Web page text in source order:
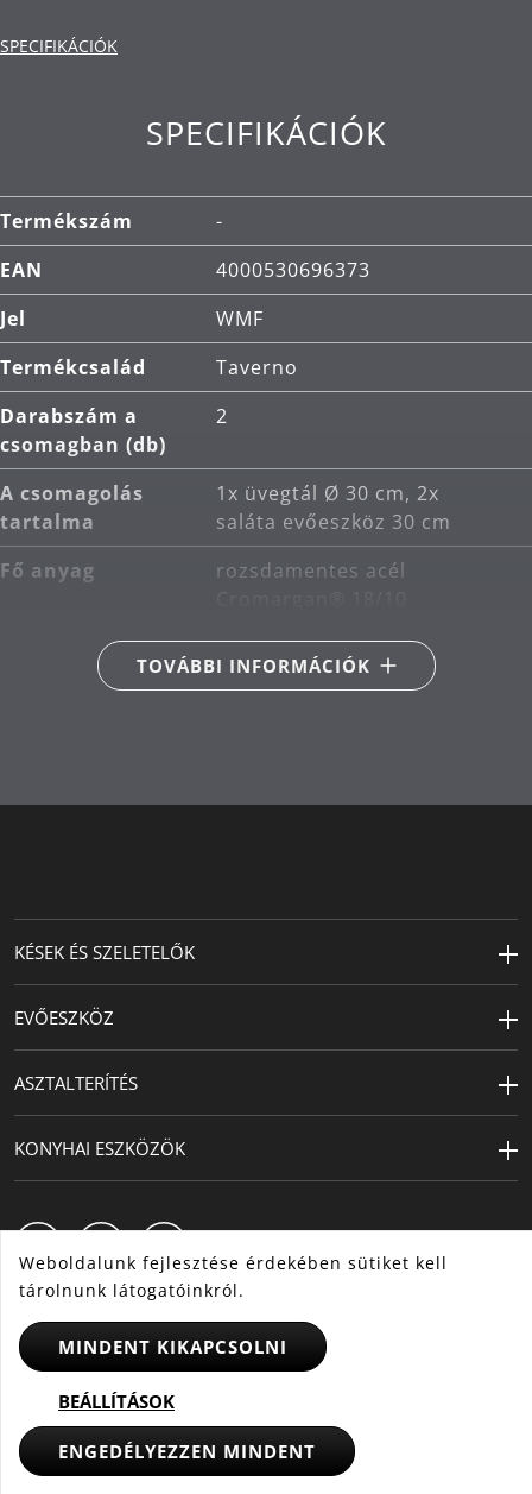
Anyag: Cromargan® rozsdamentes acél, amely
SPECIFIKÁCIÓK
SPECIFIKÁCIÓK
Termékszám
-
EAN
4000530696373
Jel
WMF
Termékcsalád
Taverno
Darabszám a
csomagban (db)
2
A csomagolás
tartalma
1x üvegtál Ø 30 cm, 2x
saláta evőeszköz 30 cm
Fő anyag
rozsdamentes acél
Termékápolás
mosogatógépben mosható
Másodlagos
üveg
TOVÁBBI INFORMÁCIÓK
KÉSEK ÉS SZELETELŐK
EVŐESZKÖZ
ASZTALTERÍTÉS
KONYHAI ESZKÖZÖK
HU
© 2025 WMF - Minden jog fenntartva
Weboldalunk fejlesztése érdekében sütiket kell
tárolnunk látogatóinkról.
MINDENT KIKAPCSOLNI
BEÁLLÍTÁSOK
ENGEDÉLYEZZEN MINDENT